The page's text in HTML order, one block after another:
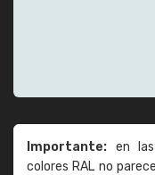
Importante: en
colores RAL no